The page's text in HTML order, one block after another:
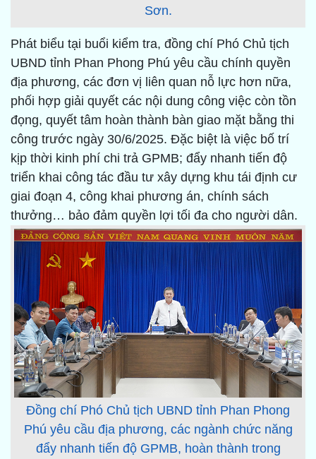
Sơn.
Phát biểu tại buổi kiểm tra, đồng chí Phó Chủ tịch
UBND tỉnh Phan Phong Phú yêu cầu chính quyền
địa phương, các đơn vị liên quan nỗ lực hơn nữa,
phối hợp giải quyết các nội dung công việc còn tồn
đọng, quyết tâm hoàn thành bàn giao mặt bằng thi
công trước ngày 30/6/2025. Đặc biệt là việc bố trí
kịp thời kinh phí chi trả GPMB; đẩy nhanh tiến độ
triển khai công tác đầu tư xây dựng khu tái định cư
giai đoạn 4, công khai phương án, chính sách
thưởng… bảo đảm quyền lợi tối đa cho người dân.
Đồng chí Phó Chủ tịch UBND tỉnh Phan Phong
Phú yêu cầu địa phương, các ngành chức năng
đẩy nhanh tiến độ GPMB, hoàn thành trong